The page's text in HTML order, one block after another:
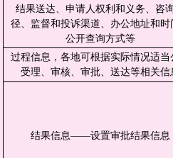
结果送达、申请人权利和义务、咨
径、监督和投诉渠道、办公地址和时
公开查询方式等
过程信息，各地可根据实际情况适当
受理、审核、审批、送达等相关信
结果信息——设置审批结果信息